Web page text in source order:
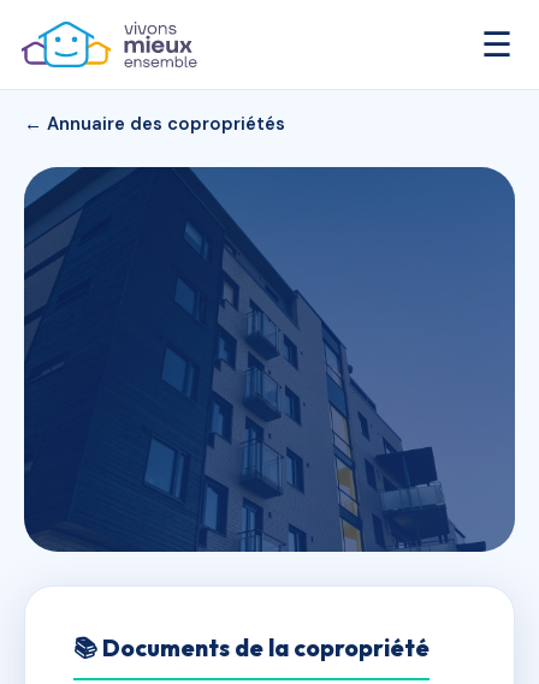
☰
← Annuaire des copropriétés
SDC CASTEL SAINT-HUGUES
📚 Documents de la copropriété